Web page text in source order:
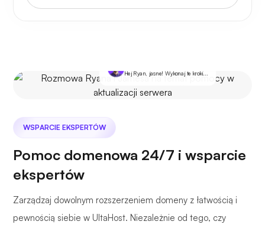
Hej Ryan, jasne! Wykonaj te kroki...
WSPARCIE EKSPERTÓW
Pomoc domenowa 24/7 i wsparcie
ekspertów
Zarządzaj dowolnym rozszerzeniem domeny z łatwością i
pewnością siebie w UltaHost. Niezależnie od tego, czy